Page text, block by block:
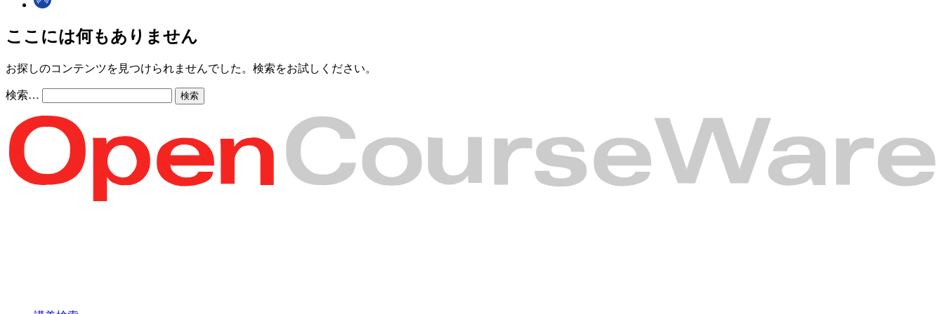
ここには何もありません
お探しのコンテンツを見つけられませんでした。検索をお試しください。
検索…